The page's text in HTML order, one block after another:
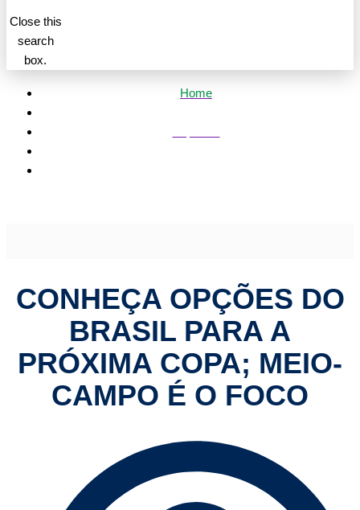
Close this
search
box.
Home
CONHEÇA OPÇÕES DO
BRASIL PARA A
PRÓXIMA COPA; MEIO-
CAMPO É O FOCO